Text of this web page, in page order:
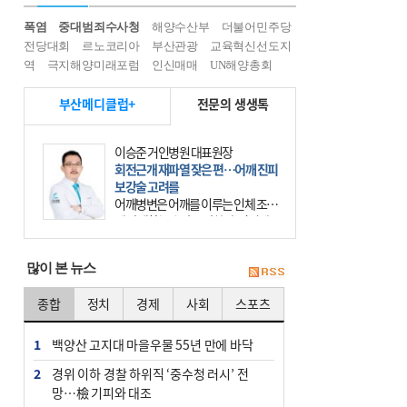
폭염 중대범죄수사청 해양수산부
더불어민주당
전당대회
르노코리아 부산관광
교육혁신선도지
역
극지해양미래포럼 인신매매 UN해양총회
부산메디클럽+ 전문의 생생톡
이승준 거인병원 대표원장
회전근개 재파열 잦은 편…어깨 진피
보강술 고려를
어깨병변은 어깨를 이루는 인체 조직
에 발생하는 손상을 말한다. 여기에
는 오십견과 회전근개 증후군, 어깨
많이 본 뉴스
종합 정치 경제 사회 스포츠
1
백양산 고지대 마을우물 55년 만에 바닥
2
경위 이하 경찰 하위직 ‘중수청 러시’ 전
망…檢 기피와 대조